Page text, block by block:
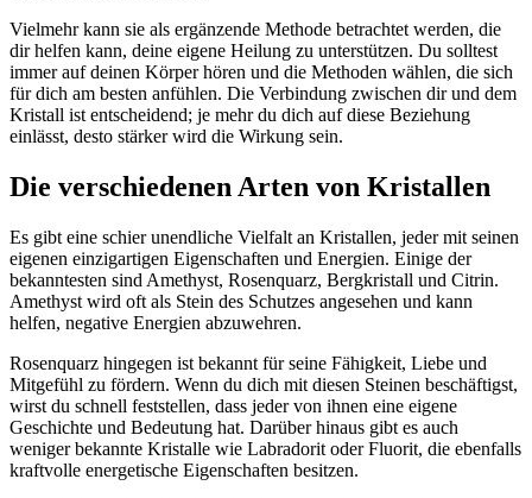
Vielmehr kann sie als ergänzende Methode betrachtet werden, die
dir helfen kann, deine eigene Heilung zu unterstützen. Du solltest
immer auf deinen Körper hören und die Methoden wählen, die sich
für dich am besten anfühlen. Die Verbindung zwischen dir und dem
Kristall ist entscheidend; je mehr du dich auf diese Beziehung
einlässt, desto stärker wird die Wirkung sein.
Die verschiedenen Arten von Kristallen
Es gibt eine schier unendliche Vielfalt an Kristallen, jeder mit seinen
eigenen einzigartigen Eigenschaften und Energien. Einige der
bekanntesten sind Amethyst, Rosenquarz, Bergkristall und Citrin.
Amethyst wird oft als Stein des Schutzes angesehen und kann
helfen, negative Energien abzuwehren.
Rosenquarz hingegen ist bekannt für seine Fähigkeit, Liebe und
Mitgefühl zu fördern. Wenn du dich mit diesen Steinen beschäftigst,
wirst du schnell feststellen, dass jeder von ihnen eine eigene
Geschichte und Bedeutung hat. Darüber hinaus gibt es auch
weniger bekannte Kristalle wie Labradorit oder Fluorit, die ebenfalls
kraftvolle energetische Eigenschaften besitzen.